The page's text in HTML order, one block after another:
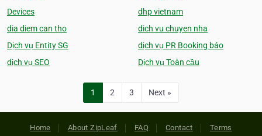
Devices
dhp vietnam
dia diem can tho
dich vu chuyen nha
Dịch vụ Entity SG
dịch vụ PR Booking báo
dịch vụ SEO
Dịch vụ Toàn cầu
1 2 3 Next »
Home About ZipLeaf FAQ Contact Terms